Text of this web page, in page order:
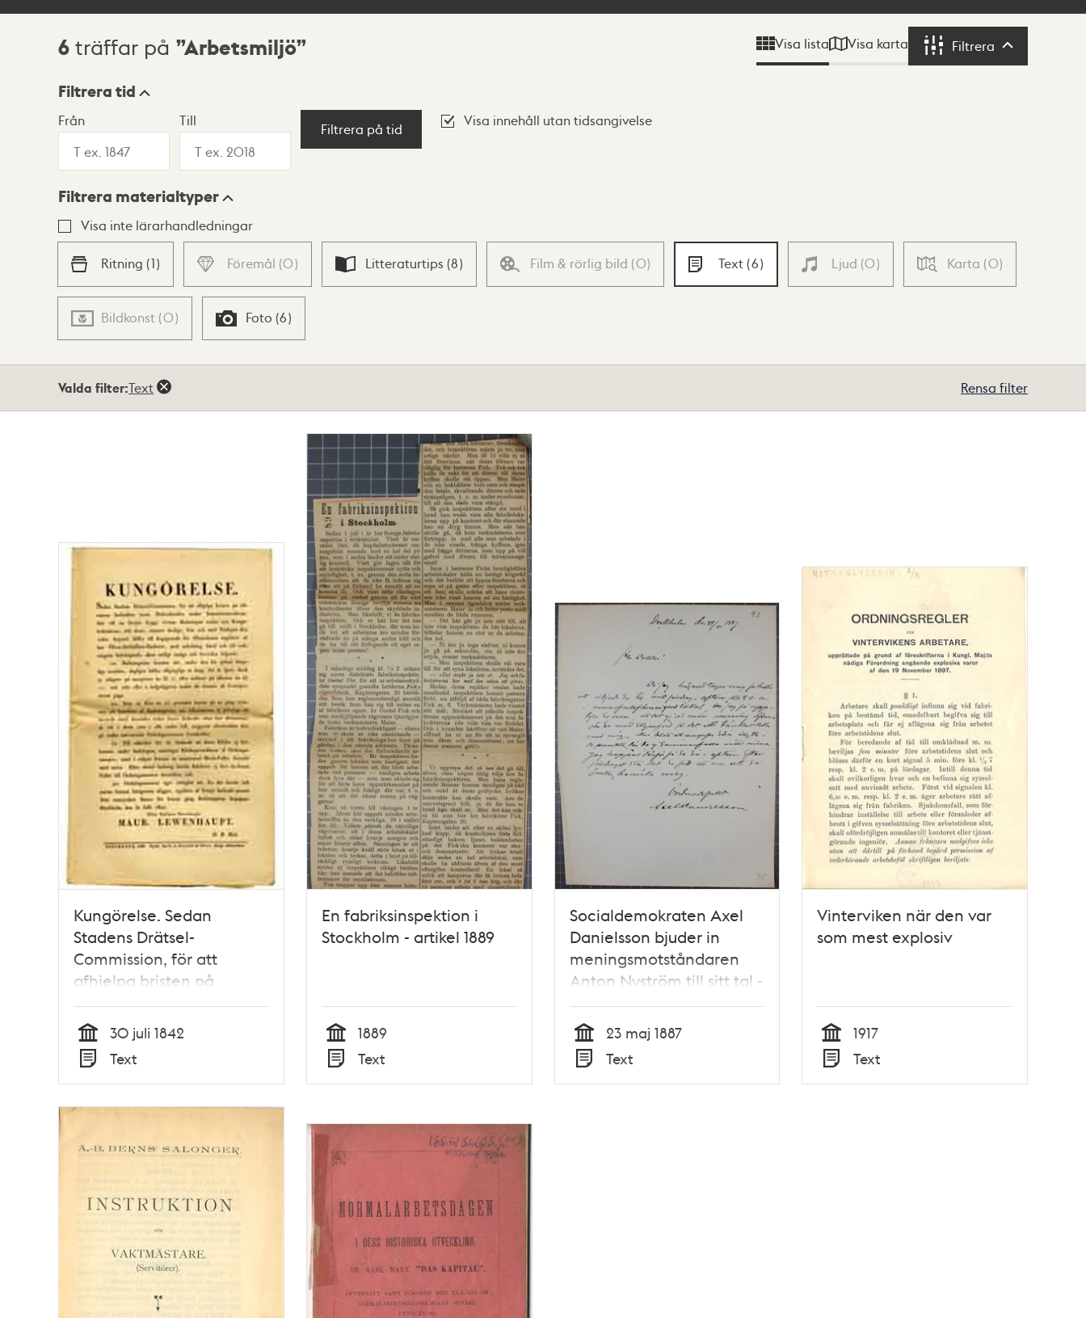
Sökresultat
6 träffar på Arbetsmiljö Visa lista Visa karta Filtrera Filtrera
Visningsläge
Lista Karta
Filtrera tid
Från Till
Filtrera på tid
Visa innehåll utan tidsangivelse
Filtrera materialtyper
Visa inte lärarhandledningar
Ritning (1) Föremål (0) Litteraturtips (8) Film & rörlig bild (0) Text (6) Ljud (0) Karta (0)
Bildkonst (0) Foto (6)
Valda filter:Text Rensa filter
Kungörelse. Sedan
Stadens Drätsel-
Commission, för att
afhjelpa bristen på
allmänna badställen
inom hufvudstaden under
somarmånaderne, låtit till
en början bygga tvenne
badsumpar under nya
Kungsholmsbron...Stockholm
Tid
30 juli 1842
Typ
Text
En fabriksinspektion i
Stockholm - artikel 1889
Tid
1889
Typ
Text
Socialdemokraten Axel
Danielsson bjuder in
meningsmotståndaren
Anton Nyström till sitt tal -
brev 1887
Tid
23 maj 1887
Typ
Text
Vinterviken när den var
som mest explosiv
Tid
1917
Typ
Text